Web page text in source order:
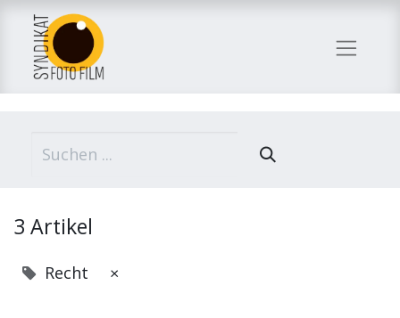
3 Artikel
Recht ×